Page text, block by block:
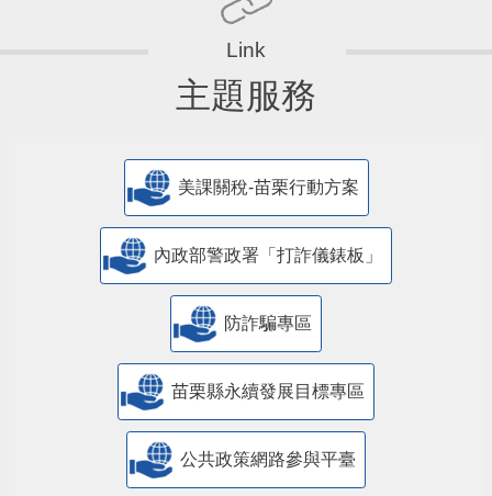
主題服務
美課關稅-苗栗行動方案
內政部警政署「打詐儀錶板」
防詐騙專區
苗栗縣永續發展目標專區
公共政策網路參與平臺